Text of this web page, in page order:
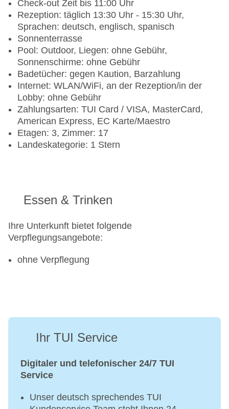
Check-out Zeit bis 11:00 Uhr
Rezeption: täglich 13:30 Uhr - 15:30 Uhr,
Sprachen: deutsch, englisch, spanisch
Sonnenterrasse
Pool: Outdoor, Liegen: ohne Gebühr,
Sonnenschirme: ohne Gebühr
Badetücher: gegen Kaution, Barzahlung
Internet: WLAN/WiFi, an der Rezeption/in der
Lobby: ohne Gebühr
Zahlungsarten: TUI Card / VISA, MasterCard,
American Express, EC Karte/Maestro
Etagen: 3, Zimmer: 17
Landeskategorie: 1 Stern
Essen & Trinken
Ihre Unterkunft bietet folgende
Verpflegungsangebote:
ohne Verpflegung
Ihr TUI Service
Digitaler und telefonischer 24/7 TUI
Service
Unser deutsch sprechendes TUI